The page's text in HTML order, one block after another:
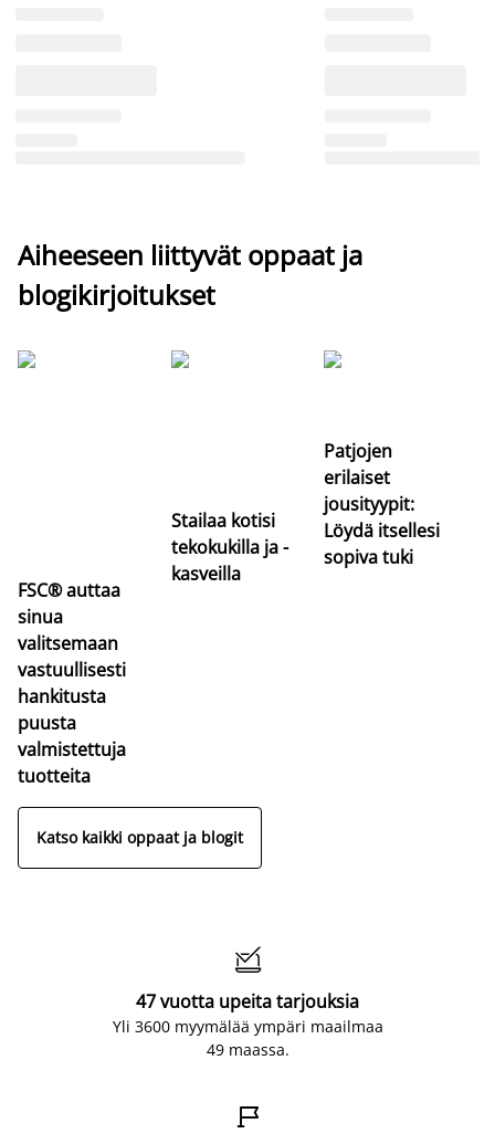
Aiheeseen liittyvät oppaat ja
blogikirjoitukset
FSC® auttaa
sinua
valitsemaan
vastuullisesti
hankitusta
puusta
valmistettuja
tuotteita
Stailaa kotisi
tekokukilla ja -
kasveilla
Patjojen
erilaiset
jousityypit:
Löydä itsellesi
sopiva tuki
Katso kaikki oppaat ja blogit

47 vuotta upeita tarjouksia
Yli 3600 myymälää ympäri maailmaa
49 maassa.
